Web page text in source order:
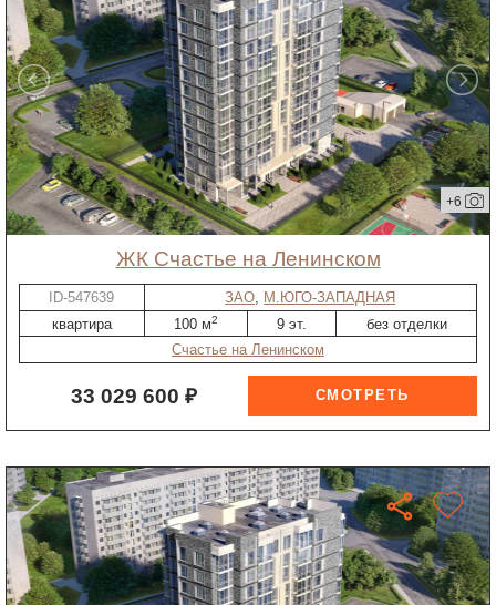
+6
ЖК Счастье на Ленинском
ID-547639 ЗАО
М.ЮГО-ЗАПАДНАЯ
квартира
100 м2 9 эт.
без отделки
Счастье на Ленинском
33 029 600 ₽